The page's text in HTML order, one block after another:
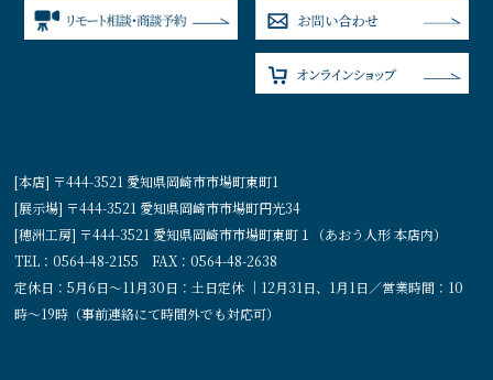
[本店] 〒444-3521 愛知県岡崎市市場町東町1
[展示場] 〒444-3521 愛知県岡崎市市場町円光34
[穂洲工房] 〒444-3521 愛知県岡崎市市場町東町１（あおう人形 本店内）
TEL：0564-48-2155 FAX：0564-48-2638
定休日：5月6日〜11月30日：土日定休 ｜12月31日、1月1日／営業時間：10
時〜19時（事前連絡にて時間外でも対応可）